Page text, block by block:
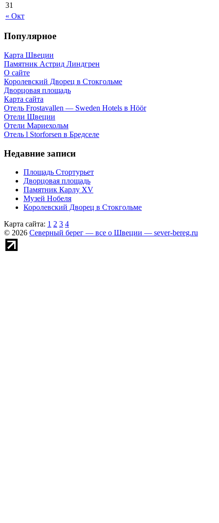
« Окт
31
Популярное
Карта Швеции
Памятник Астрид Линдгрен
О сайте
Королевский Дворец в Стокгольме
Дворцовая площадь
Карта сайта
Отель Frostavallen — Sweden Hotels в Höör
Отели Щвеции
Отели Мариехольм
Отель l Storforsen в Бредселе
Недавние записи
Площадь Стортурьет
Дворцовая площадь
Памятник Карлу XV
Музей Нобеля
Королевский Дворец в Стокгольме
Карта сайта: 1 2 3 4
© 2026 Северный берег — все о Швеции — sever-bereg.ru